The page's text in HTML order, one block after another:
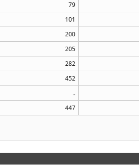
79
101
200
205
282
452
..
447